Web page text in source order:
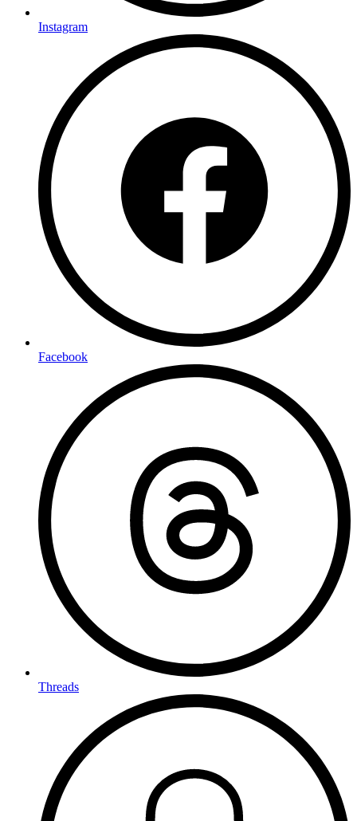
Instagram
Facebook
Threads